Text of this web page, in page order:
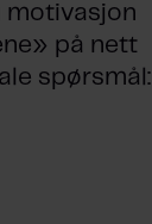
motivasjon
på nett
spørsmål: